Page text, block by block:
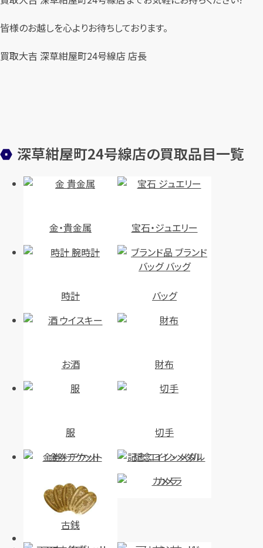
皆様のお越しを心よりお待ちしております。
買取大吉 深草紺屋町24号線店 店長
深草紺屋町24号線店の買取品目一覧
金・貴金属 宝石・ジュエリー
時計 バッグ
お酒 財布
服
切手
金券・チケット
記念コイン・メダル
古銭
カメラ